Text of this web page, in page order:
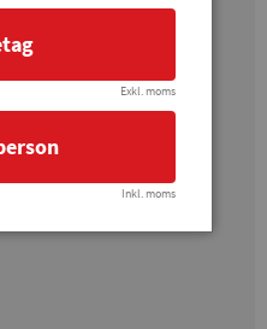
Exkl. moms
Inkl. moms